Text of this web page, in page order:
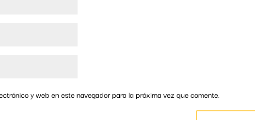
y web en este navegador para la próxima vez que comente.